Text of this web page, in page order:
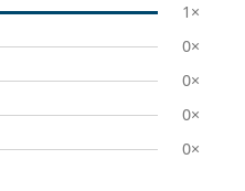
1×
0×
0×
0×
0×